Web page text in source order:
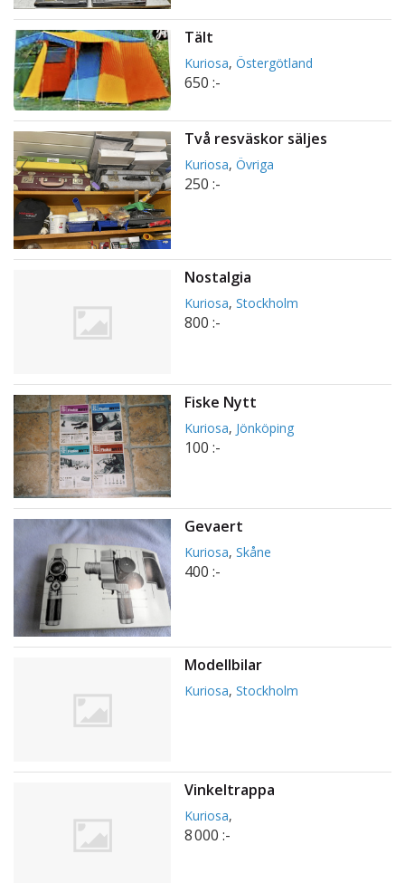
Tält
Kuriosa,Östergötland
650 :-
Två resväskor säljes
Kuriosa,Övriga
250 :-
Nostalgia
Kuriosa,Stockholm
800 :-
Fiske Nytt
Kuriosa, Jönköping
100 :-
Gevaert
Kuriosa,Skåne
400 :-
Modellbilar
Kuriosa,Stockholm
Vinkeltrappa
Kuriosa,
8 000 :-